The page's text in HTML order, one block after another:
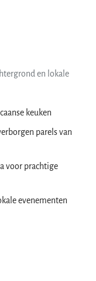
en lokale
keuken
parels van
voor prachtige
evenementen